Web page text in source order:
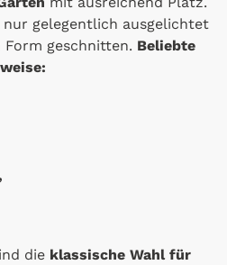
nur gelegentlich ausgelichtet
geschnitten. Beliebte
die klassische Wahl für